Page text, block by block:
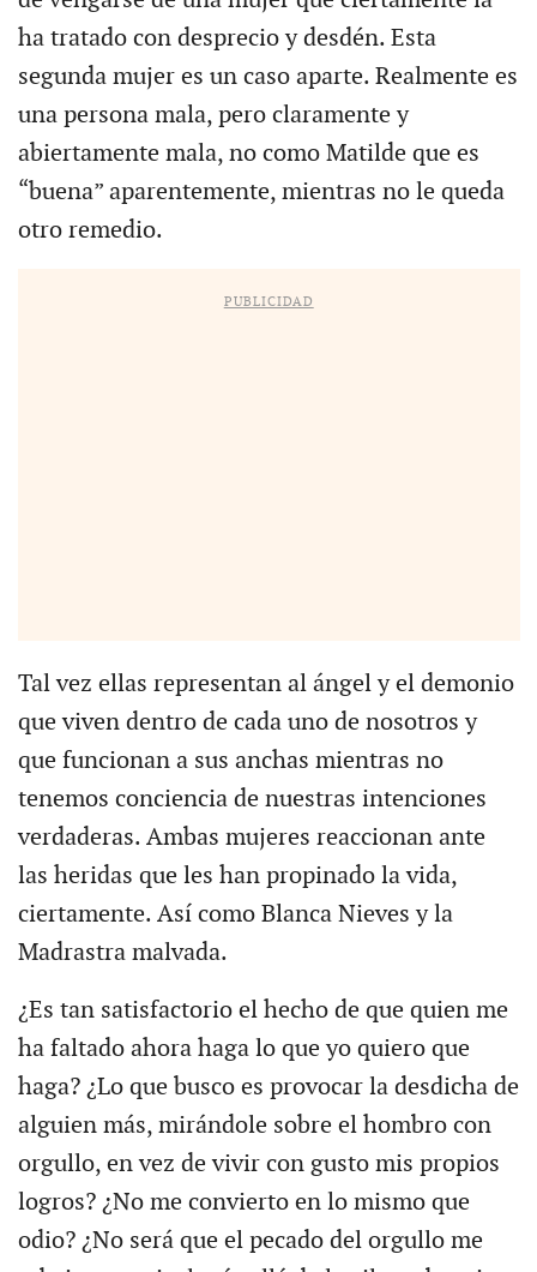
ha tratado con desprecio y desdén. Esta
segunda mujer es un caso aparte. Realmente es
una persona mala, pero claramente y
abiertamente mala, no como Matilde que es
“buena” aparentemente, mientras no le queda
otro remedio.
PUBLICIDAD
Tal vez ellas representan al ángel y el demonio
que viven dentro de cada uno de nosotros y
que funcionan a sus anchas mientras no
tenemos conciencia de nuestras intenciones
verdaderas. Ambas mujeres reaccionan ante
las heridas que les han propinado la vida,
ciertamente. Así como Blanca Nieves y la
Madrastra malvada.
¿Es tan satisfactorio el hecho de que quien me
ha faltado ahora haga lo que yo quiero que
haga? ¿Lo que busco es provocar la desdicha de
alguien más, mirándole sobre el hombro con
orgullo, en vez de vivir con gusto mis propios
logros? ¿No me convierto en lo mismo que
odio? ¿No será que el pecado del orgullo me